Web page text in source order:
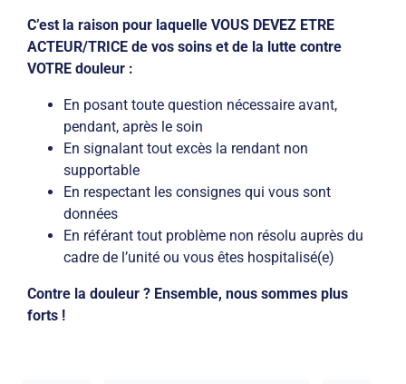
C’est la raison pour laquelle VOUS DEVEZ ETRE
ACTEUR/TRICE de vos soins et de la lutte contre
VOTRE douleur :
En posant toute question nécessaire avant,
pendant, après le soin
En signalant tout excès la rendant non
supportable
En respectant les consignes qui vous sont
données
En référant tout problème non résolu auprès du
cadre de l’unité ou vous êtes hospitalisé(e)
Contre la douleur ? Ensemble, nous sommes plus
forts !